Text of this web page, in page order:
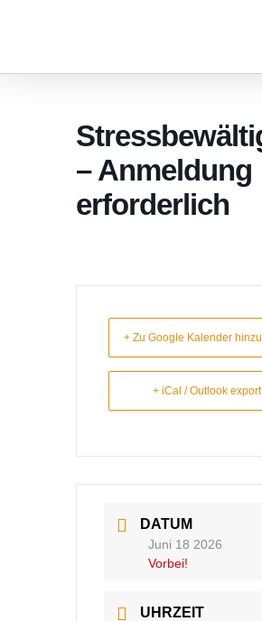
– Anmeldung
erforderlich
+ Zu Google Kalender
+ iCal / Outlook export
DATUM
Juni 18 2026
Vorbei!
UHRZEIT